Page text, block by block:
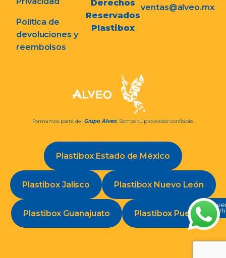
en
Política de
devoluciones y
reembolsos
Derechos
Reservados
Plastibox
ventas@alveo.mx
Formamos parte del Grupo Alveo. Somos tu proveedor confiable.
Plastibox Estado de México
Plastibox Jalisco Plastibox Nuevo León
Plastibox Guanajuato Plastibox Puebla